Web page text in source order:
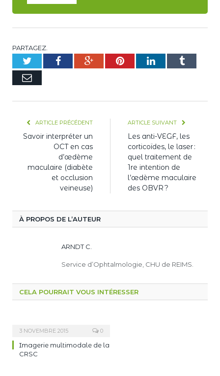
PARTAGEZ.
TwitterFacebookGoogle+PinterestLinkedInTumblr
E-
ARTICLE PRÉCÉDENT
Savoir interpréter un
OCT en cas
d’œdème
maculaire (diabète
et occlusion
veineuse)
ARTICLE SUIVANT
Les anti-VEGF, les
corticoïdes, le laser :
quel traitement de
1re intention de
l’œdème maculaire
des OBVR ?
À PROPOS DE L’AUTEUR
ARNDT C.
Service d’Ophtalmologie, CHU de REIMS.
CELA POURRAIT VOUS INTÉRESSER
3 NOVEMBRE 2015 0
Imagerie multimodale de la
CRSC